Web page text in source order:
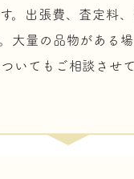
。出張費、査定料
大量の品物がある
いてもご相談させ